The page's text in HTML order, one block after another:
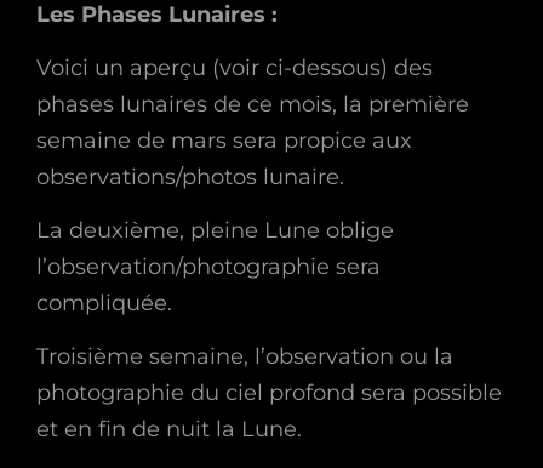
Les Phases Lunaires :
Voici un aperçu (voir ci-dessous) des
phases lunaires de ce mois, la première
semaine de mars sera propice aux
observations/photos lunaire.
La deuxième, pleine Lune oblige
l’observation/photographie sera
compliquée.
Troisième semaine, l’observation ou la
photographie du ciel profond sera possible
et en fin de nuit la Lune.